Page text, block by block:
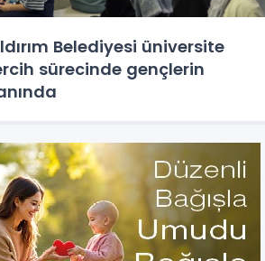
Belediyesi üniversite
sürecinde gençlerin